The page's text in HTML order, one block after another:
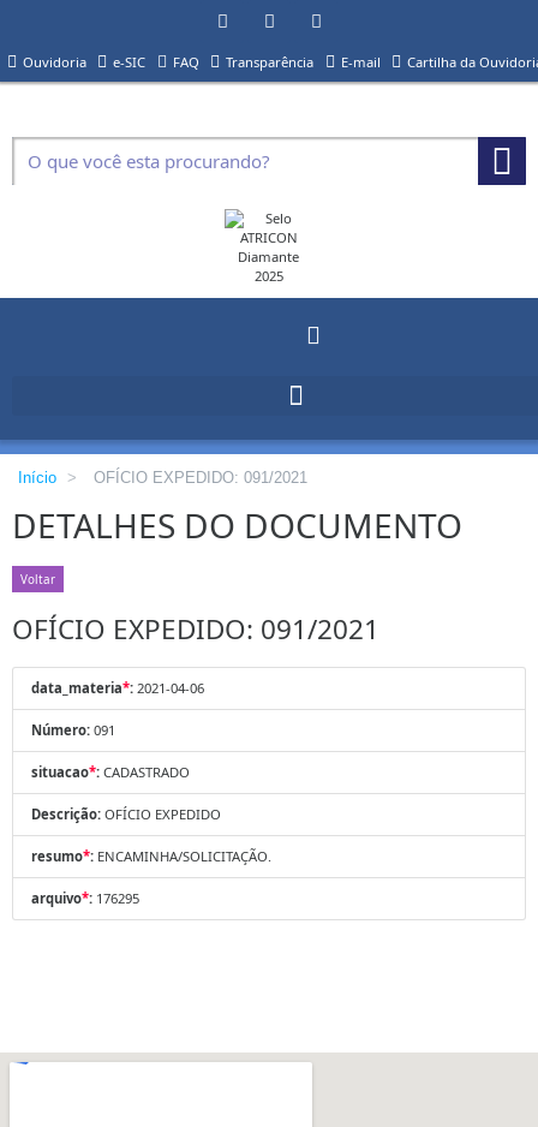
Ouvidoria e-SIC FAQ Transparência E-mail Cartilha da
Início > OFÍCIO EXPEDIDO: 091/2021
DETALHES DO DOCUMENTO
Voltar
OFÍCIO EXPEDIDO: 091/2021
data_materia*: 2021-04-06
Número: 091
situacao*: CADASTRADO
Descrição: OFÍCIO EXPEDIDO
resumo*: ENCAMINHA/SOLICITAÇÃO.
arquivo*: 176295